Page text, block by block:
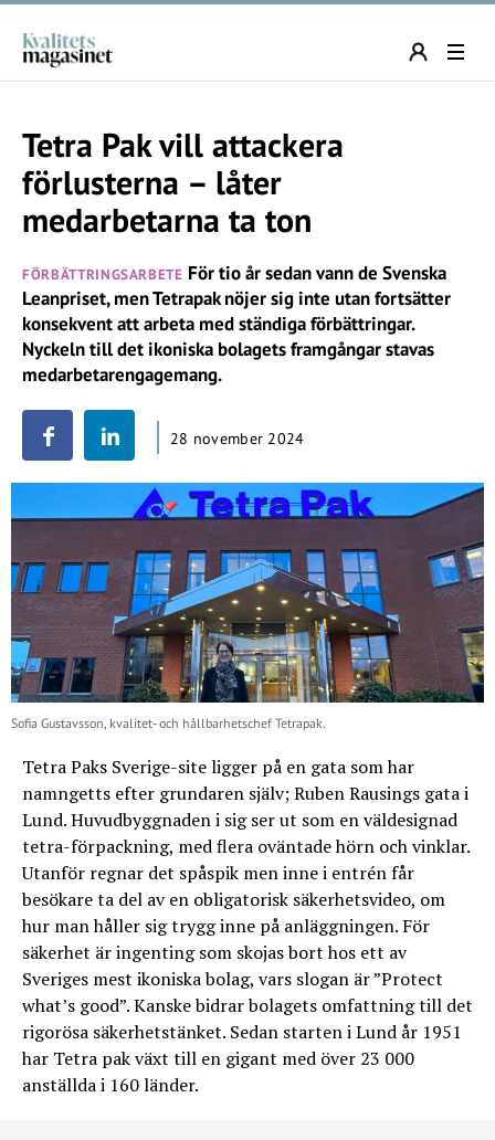
Tetra Pak vill attackera
förlusterna – låter
medarbetarna ta ton
FÖRBÄTTRINGSARBETE För tio år sedan vann de Svenska
Leanpriset, men Tetrapak nöjer sig inte utan fortsätter
konsekvent att arbeta med ständiga förbättringar.
Nyckeln till det ikoniska bolagets framgångar stavas
medarbetarengagemang.
28 november 2024
Sofia Gustavsson, kvalitet- och hållbarhetschef Tetrapak.
Tetra Paks Sverige-site ligger på en gata som har
namngetts efter grundaren själv; Ruben Rausings gata i
Lund. Huvudbyggnaden i sig ser ut som en väldesignad
tetra-förpackning, med flera oväntade hörn och vinklar.
Utanför regnar det spåspik men inne i entrén får
besökare ta del av en obligatorisk säkerhetsvideo, om
hur man håller sig trygg inne på anläggningen. För
säkerhet är ingenting som skojas bort hos ett av
Sveriges mest ikoniska bolag, vars slogan är ”Protect
what’s good”. Kanske bidrar bolagets omfattning till det
rigorösa säkerhetstänket. Sedan starten i Lund år 1951
har Tetra pak växt till en gigant med över 23 000
anställda i 160 länder.